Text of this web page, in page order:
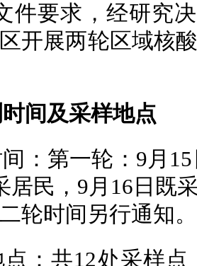
件要求，经研究
开展两轮区域核
间及采样地点
间：第一轮：9月
居民，9月16日既
轮时间另行通知。
点：共12处采样